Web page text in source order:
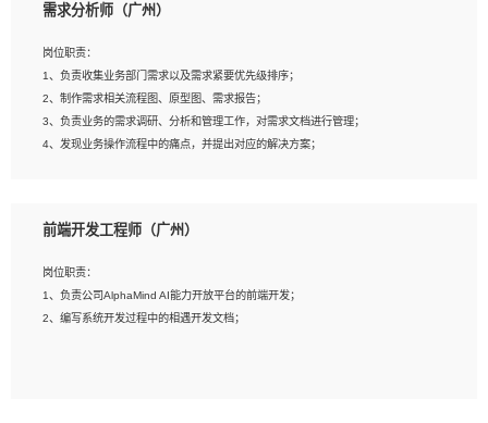
1、全日制本科计算机相关专业毕业，3年以上相关工作经验；
3、熟练使用脚本语言，shell/python任一种，熟练使用Ansible
4、熟悉linux常见服务、中间件的基本原理、部署以及故障处理，如：Mysql、
Apache、Nginx、Zabbix、Kafka等
5、熟悉主流虚拟化技术，如：VMware、KVM
6、具备网络方面的基础知识，熟悉常见的网络协议，如TCP/IP，转发原理，路由优
8、有良好的文档编写能力和沟通能力，有RHCE证书优先
需求分析师（广州）
岗位职责：
1、负责收集业务部门需求以及需求紧要优先级排序；
2、制作需求相关流程图、原型图、需求报告；
3、负责业务的需求调研、分析和管理工作，对需求文档进行管理；
4、发现业务操作流程中的痛点，并提出对应的解决方案；
岗位要求：
2、熟悉产品及需求规划工具，如:Axure、Xmind、MS Project等；
3、具备良好的交流协调能力，有较强的责任感、工作积极主动；
4、有较强的系统需求分析、文档编写能力、沟通能力；
前端开发工程师（广州）
岗位职责：
1、负责公司AlphaMind AI能力开放平台的前端开发；
2、编写系统开发过程中的相遇开发文档；